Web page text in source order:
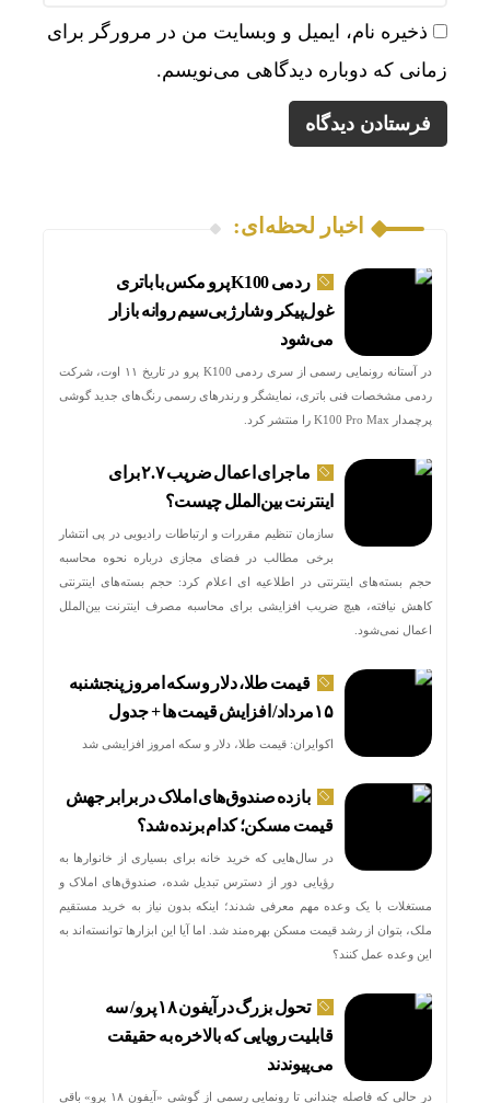
ذخیره نام، ایمیل و وبسایت من در مرورگر برای
زمانی که دوباره دیدگاهی می‌نویسم.
اخبار لحظه‌ای:
ردمی K100 پرو مکس با باتری
غول‌پیکر و شارژ بی‌سیم روانه بازار
می‌شود
در آستانه رونمایی رسمی از سری ردمی K100 پرو در تاریخ ۱۱ اوت، شرکت
ردمی مشخصات فنی باتری، نمایشگر و رندرهای رسمی رنگ‌های جدید گوشی
پرچمدار K100 Pro Max را منتشر کرد.
ماجرای اعمال ضریب ۲.۷ برای
اینترنت بین‌الملل چیست؟
سازمان تنظیم مقررات و ارتباطات رادیویی در پی انتشار
برخی مطالب در فضای مجازی درباره نحوه محاسبه
حجم بسته‌های اینترنتی در اطلاعیه ای اعلام کرد: حجم بسته‌های اینترنتی
کاهش نیافته، هیچ ضریب افزایشی برای محاسبه مصرف اینترنت بین‌الملل
اعمال نمی‌شود.
قیمت طلا، دلار و سکه امروز پنجشنبه
۱۵مرداد/ افزایش قیمت ها + جدول
اکوایران: قیمت طلا، دلار و سکه امروز افزایشی شد
بازده صندوق‌های املاک در برابر جهش
قیمت مسکن؛ کدام برنده شد؟
در سال‌هایی که خرید خانه برای بسیاری از خانوارها به
رؤیایی دور از دسترس تبدیل شده، صندوق‌های املاک و
مستغلات با یک وعده مهم معرفی شدند؛ اینکه بدون نیاز به خرید مستقیم
ملک، بتوان از رشد قیمت مسکن بهره‌مند شد. اما آیا این ابزارها توانسته‌اند به
این وعده عمل کنند؟
تحول بزرگ در آیفون ۱۸ پرو/ سه
قابلیت رویایی که بالاخره به حقیقت
می‌پیوندند
در حالی که فاصله چندانی تا رونمایی رسمی از گوشی «آیفون ۱۸ پرو» باقی